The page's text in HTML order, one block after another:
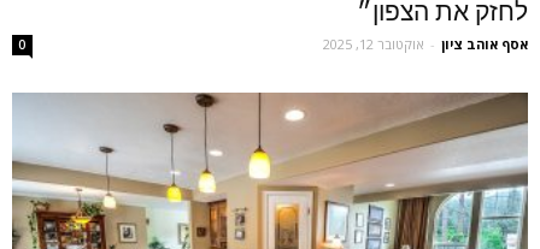
לחזק את הצפון״
אסף אוהב ציון - אוקטובר 12, 2025 0